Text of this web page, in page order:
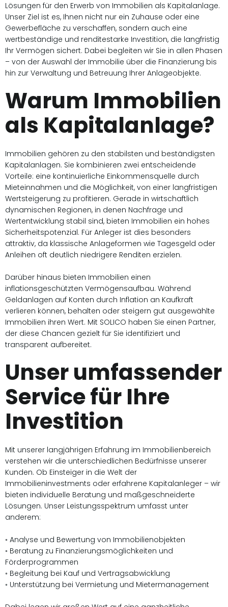
Lösungen für den Erwerb von Immobilien als Kapitalanlage.
Unser Ziel ist es, Ihnen nicht nur ein Zuhause oder eine
Gewerbefläche zu verschaffen, sondern auch eine
wertbeständige und renditestarke Investition, die langfristig
Ihr Vermögen sichert. Dabei begleiten wir Sie in allen Phasen
– von der Auswahl der Immobilie über die Finanzierung bis
hin zur Verwaltung und Betreuung Ihrer Anlageobjekte.
Warum Immobilien
als Kapitalanlage?
Immobilien gehören zu den stabilsten und beständigsten
Kapitalanlagen. Sie kombinieren zwei entscheidende
Vorteile: eine kontinuierliche Einkommensquelle durch
Mieteinnahmen und die Möglichkeit, von einer langfristigen
Wertsteigerung zu profitieren. Gerade in wirtschaftlich
dynamischen Regionen, in denen Nachfrage und
Wertentwicklung stabil sind, bieten Immobilien ein hohes
Sicherheitspotenzial. Für Anleger ist dies besonders
attraktiv, da klassische Anlageformen wie Tagesgeld oder
Anleihen oft deutlich niedrigere Renditen erzielen.
Darüber hinaus bieten Immobilien einen
inflationsgeschützten Vermögensaufbau. Während
Geldanlagen auf Konten durch Inflation an Kaufkraft
verlieren können, behalten oder steigern gut ausgewählte
Immobilien ihren Wert. Mit SOLICO haben Sie einen Partner,
der diese Chancen gezielt für Sie identifiziert und
transparent aufbereitet.
Unser umfassender
Service für Ihre
Investition
Mit unserer langjährigen Erfahrung im Immobilienbereich
verstehen wir die unterschiedlichen Bedürfnisse unserer
Kunden. Ob Einsteiger in die Welt der
Immobilieninvestments oder erfahrene Kapitalanleger – wir
bieten individuelle Beratung und maßgeschneiderte
Lösungen. Unser Leistungsspektrum umfasst unter
anderem:
◦ Analyse und Bewertung von Immobilienobjekten
◦ Beratung zu Finanzierungsmöglichkeiten und
Förderprogrammen
◦ Begleitung bei Kauf und Vertragsabwicklung
◦ Unterstützung bei Vermietung und Mietermanagement